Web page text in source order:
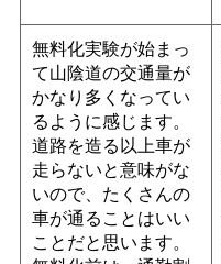
無料化実験が始まっ
て山陰道の交通量が
かなり多くなってい
るように感じます。
道路を造る以上車が
走らないと意味がな
いので、たくさんの
車が通ることはいい
ことだと思います。